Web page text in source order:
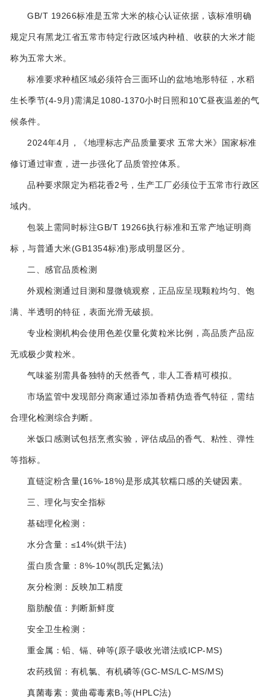
GB/T 19266标准‌是五常大米的核心认证依据，该标准明确
规定只有黑龙江省五常市特定行政区域内种植、收获的大米才能
称为五常大米‌。
标准要求种植区域必须符合三面环山的盆地地形特征，水稻
生长季节(4-9月)需满足1080-1370小时日照和10℃昼夜温差的气
候条件‌。
2024年4月，《地理标志产品质量要求 五常大米》国家标准
修订通过审查，进一步强化了品质管控体系‌。
‌品种要求‌限定为稻花香2号，生产工厂必须位于五常市行政区
域内‌。
包装上需同时标注GB/T 19266执行标准和五常产地证明商
标，与普通大米(GB1354标准)形成明显区分‌。
二、感官品质检测
‌外观检测‌通过目测和显微镜观察，正品应呈现颗粒均匀、饱
满、半透明的特征，表面光滑无破损‌。
专业检测机构会使用色差仪量化黄粒米比例，高品质产品应
无或极少黄粒米‌。
‌气味鉴别‌需具备独特的天然香气，非人工香精可模拟‌。
市场监管中发现部分商家通过添加香精伪造香气特征，需结
合理化检测综合判断‌。
‌米饭口感测试‌包括烹煮实验，评估成品的香气、粘性、弹性
等指标。
直链淀粉含量(16%-18%)是形成其软糯口感的关键因素‌。
三、理化与安全指标
‌基础理化检测‌：
水分含量：≤14%(烘干法)‌
蛋白质含量：8%-10%(凯氏定氮法)‌
灰分检测：反映加工精度‌
脂肪酸值：判断新鲜度‌
‌安全卫生检测‌：
重金属：铅、镉、砷等(原子吸收光谱法或ICP-MS)‌
农药残留：有机氯、有机磷等(GC-MS/LC-MS/MS)‌
真菌毒素：黄曲霉毒素B₁等(HPLC法)‌